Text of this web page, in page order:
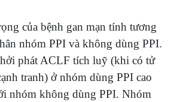
của bệnh gan mạn tính tương
nhóm PPI và không dùng PPI.
phát ACLF tích luỹ (khi có tử
tranh) ở nhóm dùng PPI cao
nhóm không dùng PPI. Nhóm